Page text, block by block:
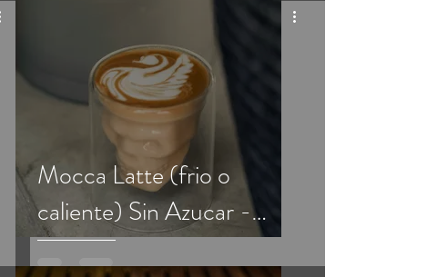
Mocca Latte (frio o
caliente) Sin Azucar -
APEGO Tradicional